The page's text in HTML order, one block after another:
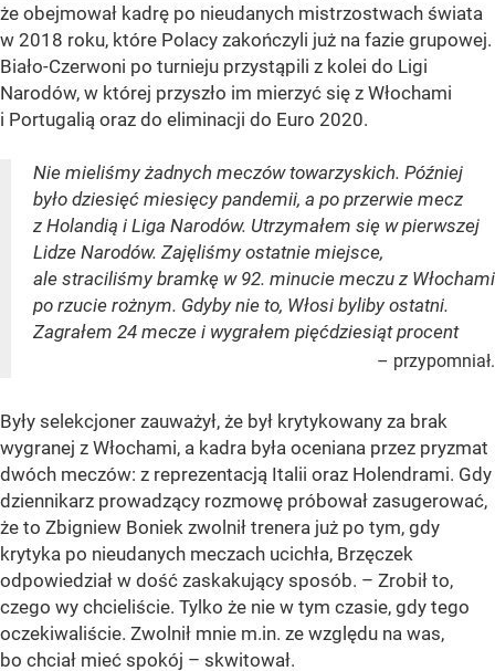
że obejmował kadrę po nieudanych mistrzostwach świata
w 2018 roku, które Polacy zakończyli już na fazie grupowej.
Biało-Czerwoni po turnieju przystąpili z kolei do Ligi
Narodów, w której przyszło im mierzyć się z Włochami
i Portugalią oraz do eliminacji do Euro 2020.
Nie mieliśmy żadnych meczów towarzyskich. Później
było dziesięć miesięcy pandemii, a po przerwie mecz
z Holandią i Liga Narodów. Utrzymałem się w pierwszej
Lidze Narodów. Zajęliśmy ostatnie miejsce,
ale straciliśmy bramkę w 92. minucie meczu z Włochami
po rzucie rożnym. Gdyby nie to, Włosi byliby ostatni.
Zagrałem 24 mecze i wygrałem pięćdziesiąt procent
– przypomniał.
Były selekcjoner zauważył, że był krytykowany za brak
wygranej z Włochami, a kadra była oceniana przez pryzmat
dwóch meczów: z reprezentacją Italii oraz Holendrami. Gdy
dziennikarz prowadzący rozmowę próbował zasugerować,
że to Zbigniew Boniek zwolnił trenera już po tym, gdy
krytyka po nieudanych meczach ucichła, Brzęczek
odpowiedział w dość zaskakujący sposób. – Zrobił to,
czego wy chcieliście. Tylko że nie w tym czasie, gdy tego
oczekiwaliście. Zwolnił mnie m.in. ze względu na was,
bo chciał mieć spokój – skwitował.